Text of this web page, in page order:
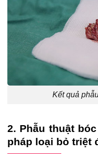
Kết quả
2. Phẫu thuật
pháp loại bỏ triệt